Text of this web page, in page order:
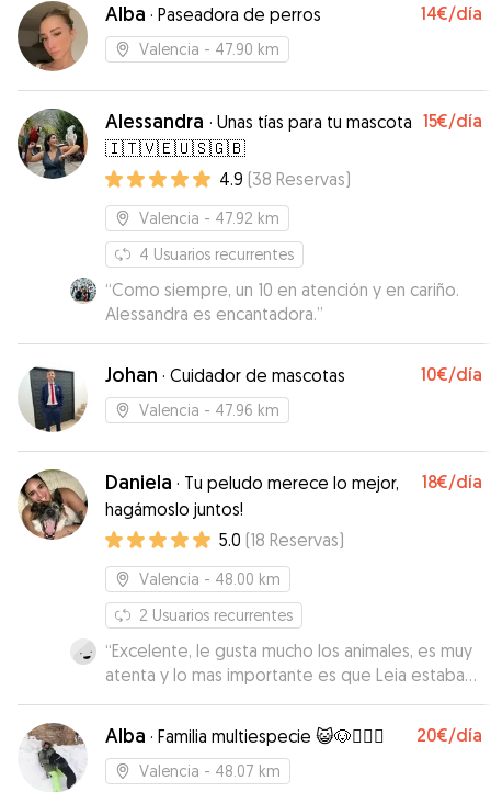
Alba · Paseadora de perros 14€/día
Valencia - 47.90 km
Alessandra · Unas tías para tu mascota
🇮🇹🇻🇪🇺🇸🇬🇧
15€/día
4.9 (38 Reservas)
Valencia - 47.92 km
4 Usuarios recurrentes
“Como siempre, un 10 en atención y en cariño.
Alessandra es encantadora.”
Johan · Cuidador de mascotas 10€/día
Valencia - 47.96 km
Daniela · Tu peludo merece lo mejor,
hagámoslo juntos!
18€/día
5.0 (18 Reservas)
Valencia - 48.00 km
2 Usuarios recurrentes
“Excelente, le gusta mucho los animales, es muy
atenta y lo mas importante es que Leia estaba
muy contenta. Para la próxima voy a repetir sin
dudarlo.
Alba · Familia multiespecie 😺🐶👩‍❤️‍👨 20€/día
Valencia - 48.07 km